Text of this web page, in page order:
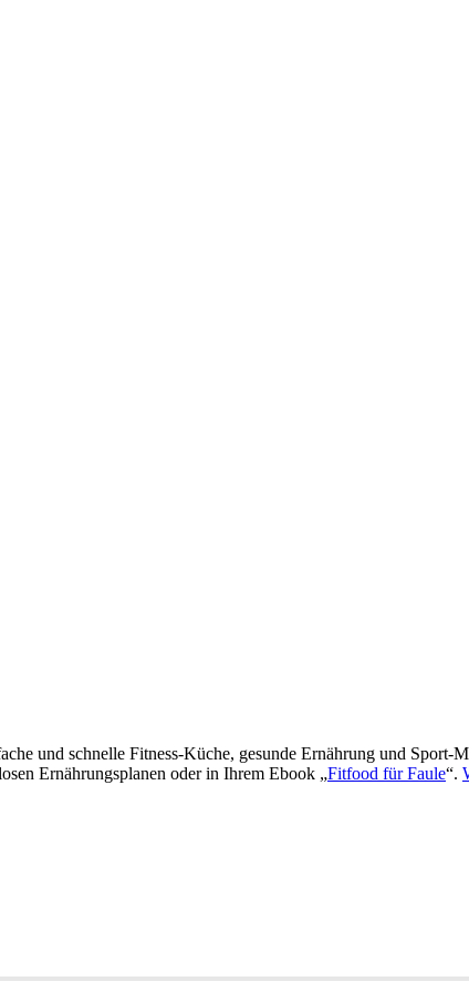
und schnelle Fitness-Küche, gesunde Ernährung und Sport-
Ernährungsplanen oder in Ihrem Ebook „Fitfood für Faule“.